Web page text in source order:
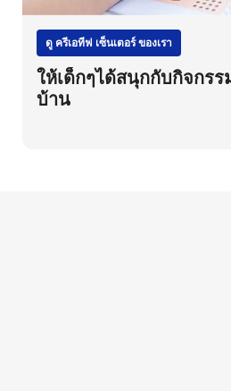
ดู ครีเอทีฟ เซ็นเตอร์ ของเรา
ให้เด็กๆได้สนุกกับกิจกรร
บ้าน